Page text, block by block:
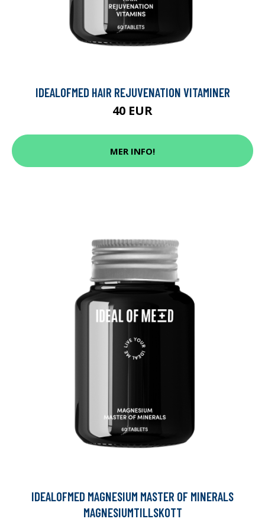
IDEALOFMED HAIR REJUVENATION VITAMINER
40 EUR
MER INFO!
IDEALOFMED MAGNESIUM MASTER OF MINERALS
MAGNESIUMTILLSKOTT